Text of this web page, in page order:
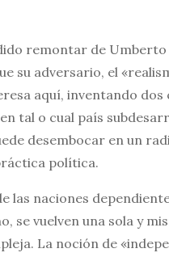
remontar de
su adversario, el
aquí, inventando
tal o cual país
desembocar en un
política.
las naciones
vuelven una sola y
La noción de